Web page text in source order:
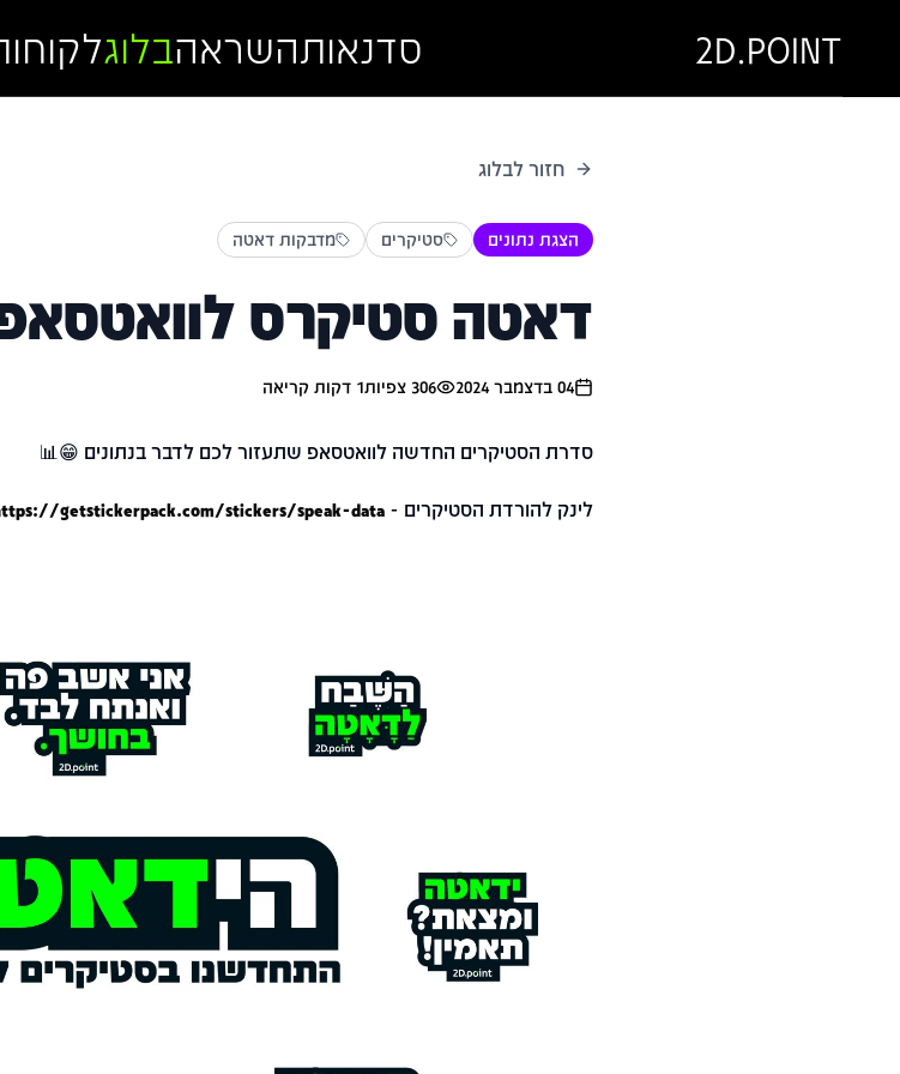
2D.POINT סדנאותהשראהבלוג
חזור לבלוג
הצגת נתונים סטיקרים מדבקות דאטה
דאטה סטיקרס
04 בדצמבר 2024 306 צפיות1 דקות קריאה
סדרת הסטיקרים החדשה לוואטסאפ שתעזור לכם לדבר בנתונים 😁📊
לינק להורדת הסטיקרים - getstickerpack.com/stickers/speak-data